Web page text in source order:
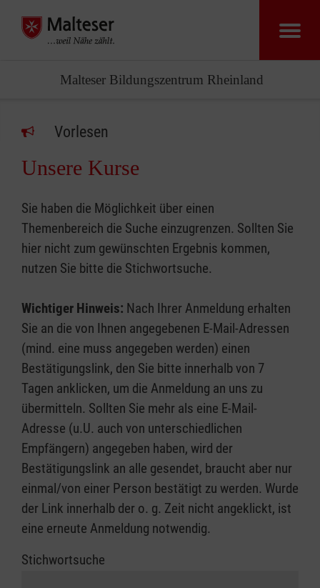
Malteser Bildungszentrum Rheinland
Vorlesen
Unsere Kurse
Sie haben die Möglichkeit über einen
Themenbereich die Suche einzugrenzen. Sollten Sie
hier nicht zum gewünschten Ergebnis kommen,
nutzen Sie bitte die Stichwortsuche.
Wichtiger Hinweis: Nach Ihrer Anmeldung erhalten
Sie an die von Ihnen angegebenen E-Mail-Adressen
(mind. eine muss angegeben werden) einen
Bestätigungslink, den Sie bitte innerhalb von 7
Tagen anklicken, um die Anmeldung an uns zu
übermitteln. Sollten Sie mehr als eine E-Mail-
Adresse (u.U. auch von unterschiedlichen
Empfängern) angegeben haben, wird der
Bestätigungslink an alle gesendet, braucht aber nur
einmal/von einer Person bestätigt zu werden. Wurde
der Link innerhalb der o. g. Zeit nicht angeklickt, ist
eine erneute Anmeldung notwendig.
Stichwortsuche